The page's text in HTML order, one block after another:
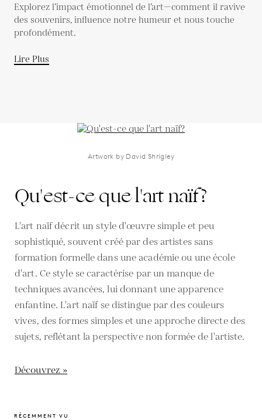
Explorez l’impact émotionnel de l’art—comment il ravive
des souvenirs, influence notre humeur et nous touche
profondément.
Lire Plus
Artwork by David Shrigley
Qu'est-ce que l'art naïf?
L'art naïf décrit un style d'œuvre simple et peu
sophistiqué, souvent créé par des artistes sans
formation formelle dans une académie ou une école
d'art. Ce style se caractérise par un manque de
techniques avancées, lui donnant une apparence
enfantine. L'art naïf se distingue par des couleurs
vives, des formes simples et une approche directe des
sujets, reflétant la perspective non formée de l'artiste.
Découvrez »
RÉCEMMENT VU